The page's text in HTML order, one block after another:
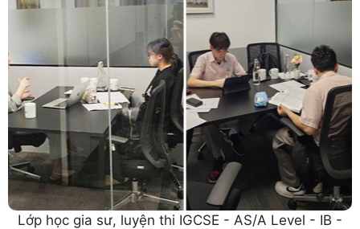
Lớp học gia sư, luyện thi IGCSE - AS/A Level - IB -